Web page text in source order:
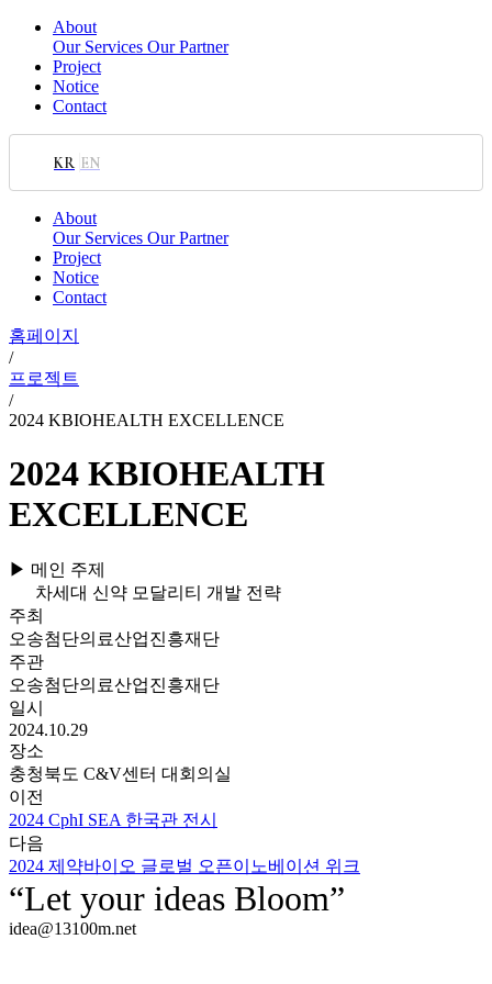
About
Our Services Our Partner
Project
Notice
Contact
KR EN
About
Our Services Our Partner
Project
Notice
Contact
홈페이지
/
프로젝트
/
2024 KBIOHEALTH EXCELLENCE
2024 KBIOHEALTH
EXCELLENCE
▶ 메인 주제
차세대 신약 모달리티 개발 전략
주최
오송첨단의료산업진흥재단
주관
오송첨단의료산업진흥재단
일시
2024.10.29
장소
충청북도 C&V센터 대회의실
이전
2024 CphI SEA 한국관 전시
다음
2024 제약바이오 글로벌 오픈이노베이션 위크
“Let your ideas Bloom”
idea@13100m.net